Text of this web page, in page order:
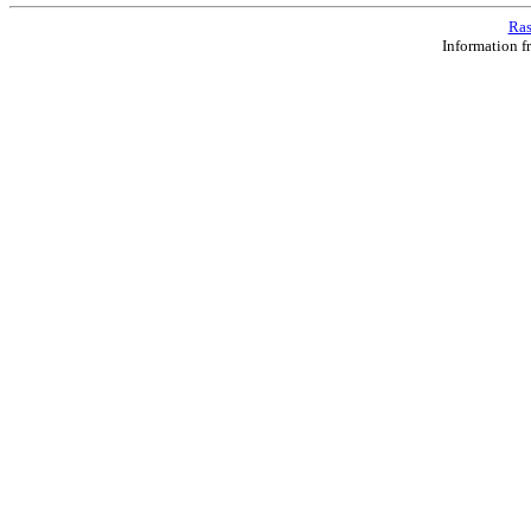
Information